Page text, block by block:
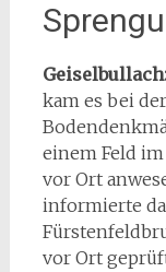
kam es bei
einem Feld
vor Ort
informierte
vor Ort